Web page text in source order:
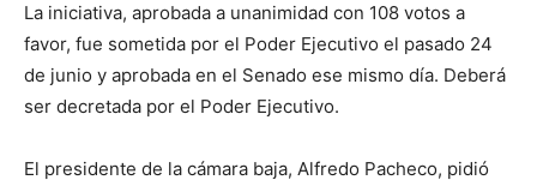
La iniciativa, aprobada a unanimidad con 108 votos a
favor, fue sometida por el Poder Ejecutivo el pasado 24
de junio y aprobada en el Senado ese mismo día. Deberá
ser decretada por el Poder Ejecutivo.
El presidente de la cámara baja, Alfredo Pacheco, pidió